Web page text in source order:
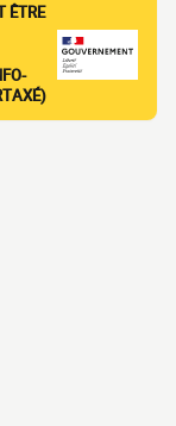
ÊTRE